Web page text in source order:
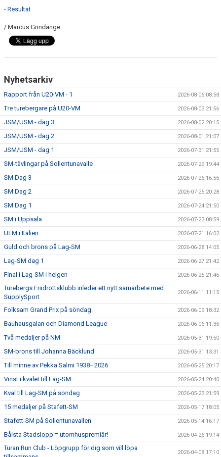
- Resultat
/ Marcus Grindange
Nyhetsarkiv
Rapport från U20-VM - 1 2026-08-06 08:58
Tre turebergare på U20-VM 2026-08-03 21:56
JSM/USM - dag 3 2026-08-02 20:15
JSM/USM - dag 2 2026-08-01 21:07
JSM/USM - dag 1 2026-07-31 21:55
SM-tävlingar på Sollentunavalle 2026-07-29 19:44
SM Dag 3 2026-07-26 16:56
SM Dag 2 2026-07-25 20:28
SM Dag 1 2026-07-24 21:50
SM i Uppsala 2026-07-23 08:59
UEM i Italien 2026-07-21 16:02
Guld och brons på Lag-SM 2026-06-28 14:05
Lag-SM dag 1 2026-06-27 21:42
Final i Lag-SM i helgen 2026-06-25 21:46
Turebergs Friidrottsklubb inleder ett nytt samarbete med
SupplySport
2026-06-11 11:15
Folksam Grand Prix på söndag. 2026-06-09 18:32
Bauhausgalan och Diamond League 2026-06-06 11:36
Två medaljer på NM 2026-05-31 19:50
SM-brons till Johanna Bäcklund 2026-05-31 13:31
Till minne av Pekka Salmi 1938–2026 2026-05-25 20:17
Vinst i kvalet till Lag-SM 2026-05-24 20:40
Kval till Lag-SM på söndag 2026-05-23 21:59
15 medaljer på Stafett-SM 2026-05-17 18:05
Stafett-SM på Sollentunavallen 2026-05-14 16:17
Bålsta Stadslopp = utomhuspremiär! 2026-04-26 19:14
Turan Run Club - Löpgrupp för dig som vill löpa
2026-04-08 17:10